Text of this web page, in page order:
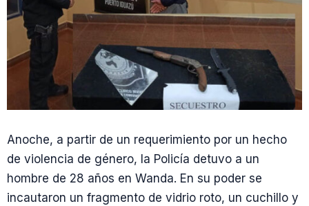
Anoche, a partir de un requerimiento por un hecho
de violencia de género, la Policía detuvo a un
hombre de 28 años en Wanda. En su poder se
incautaron un fragmento de vidrio roto, un cuchillo y